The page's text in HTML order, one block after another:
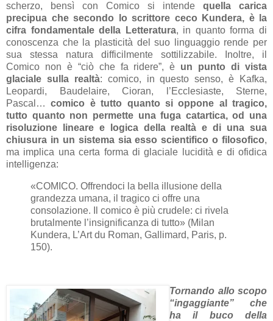
scherzo, bensì con Comico si intende quella carica
precipua che secondo lo scrittore ceco Kundera, è la
cifra fondamentale della Letteratura, in quanto forma di
conoscenza che la plasticità del suo linguaggio rende per
sua stessa natura difficilmente sottilizzabile. Inoltre, il
Comico non è “ciò che fa ridere”, è un punto di vista
glaciale sulla realtà: comico, in questo senso, è Kafka,
Leopardi, Baudelaire, Cioran, l’Ecclesiaste, Sterne,
Pascal…comico è tutto quanto si oppone al tragico,
tutto quanto non permette una fuga catartica, od una
risoluzione lineare e logica della realtà e di una sua
chiusura in un sistema sia esso scientifico o filosofico,
ma implica una certa forma di glaciale lucidità e di ofidica
intelligenza:
«COMICO. Offrendoci la bella illusione della
grandezza umana, il tragico ci offre una
consolazione. Il comico è più crudele: ci rivela
brutalmente l’insignificanza di tutto» (Milan
Kundera, L’Art du Roman, Gallimard, Paris, p.
150).
Tornando allo scopo
“ingaggiante” che
ha il buco della